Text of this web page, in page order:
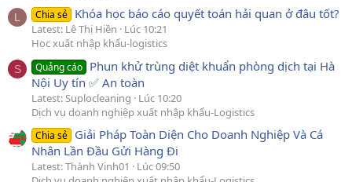
L Chia sẻ Khóa học báo cáo quyết toán hải quan ở đâu tốt?
Latest: Lê Thị Hiền
Lúc 10:21
Học xuất nhập khẩu-logistics
S Quảng cáo Phun khử trùng diệt khuẩn phòng dịch tại Hà
Nội Uy tín ✅ An toàn
Latest: Suplocleaning
Lúc 10:20
Dịch vụ doanh nghiệp xuất nhập khẩu-Logistics
Chia sẻ Giải Pháp Toàn Diện Cho Doanh Nghiệp Và Cá
Nhân Lần Đầu Gửi Hàng Đi
Latest: Thành Vinh01
Lúc 09:50